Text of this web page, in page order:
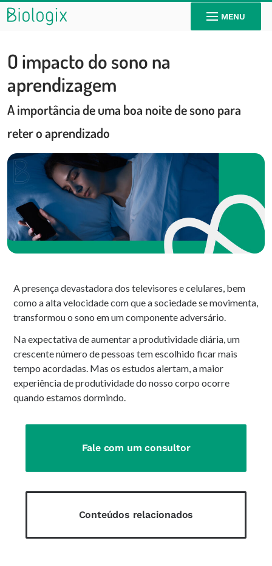
MENU
O impacto do sono na
aprendizagem
A importância de uma boa noite de sono para
reter o aprendizado
A presença devastadora dos televisores e celulares, bem
como a alta velocidade com que a sociedade se movimenta,
transformou o sono em um componente adversário.
Na expectativa de aumentar a produtividade diária, um
crescente número de pessoas tem escolhido ficar mais
tempo acordadas. Mas os estudos alertam, a maior
experiência de produtividade do nosso corpo ocorre
quando estamos dormindo.
Fale com um consultor
Conteúdos relacionados